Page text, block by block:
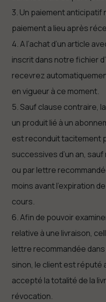
3. Un paiement anticipatif
paiement a lieu après
4. A l’achat d’un article
inscrit dans notre fichier
recevrez
en vigueur à ce moment.
5. Sauf clause contraire,
un produit lié à un
est reconduit tacitement
successives d’un an,
ou par lettre
moins avant l’expiration
cours.
6. Afin de pouvoir
relative à une livraison,
lettre recommandée dans
sinon, le client est réputé
accepté la totalité de la
révocation.